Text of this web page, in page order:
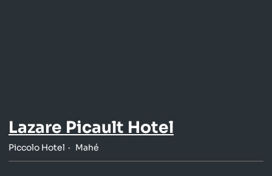
Lazare Picault Hotel
Piccolo Hotel Mahé